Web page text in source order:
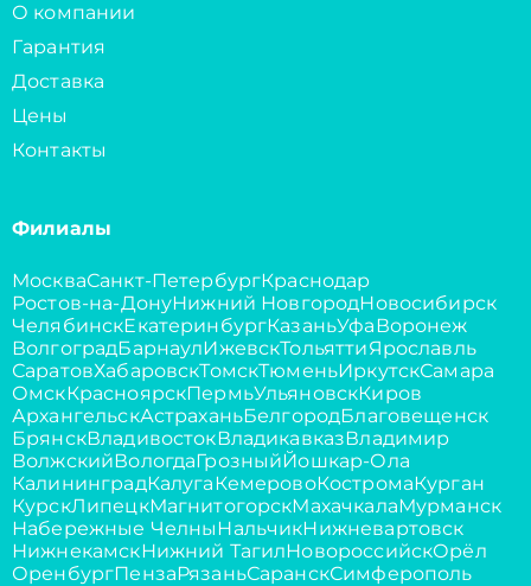
О компании
Гарантия
Доставка
Цены
Контакты
Филиалы
МоскваСанкт-ПетербургКраснодар
Ростов-на-ДонуНижний НовгородНовосибирск
ЧелябинскЕкатеринбургКазаньУфаВоронеж
ВолгоградБарнаулИжевскТольяттиЯрославль
СаратовХабаровскТомскТюменьИркутскСамара
ОмскКрасноярскПермьУльяновскКиров
АрхангельскАстраханьБелгородБлаговещенск
БрянскВладивостокВладикавказВладимир
ВолжскийВологдаГрозныйЙошкар-Ола
КалининградКалугаКемеровоКостромаКурган
КурскЛипецкМагнитогорскМахачкалаМурманск
Набережные ЧелныНальчикНижневартовск
НижнекамскНижний ТагилНовороссийскОрёл
ОренбургПензаРязаньСаранскСимферополь